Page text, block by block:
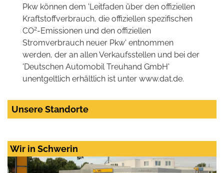
Pkw können dem 'Leitfaden über den offiziellen
Kraftstoffverbrauch, die offiziellen spezifischen
CO2-Emissionen und den offiziellen
Stromverbrauch neuer Pkw' entnommen
werden, der an allen Verkaufsstellen und bei der
'Deutschen Automobil Treuhand GmbH'
unentgeltlich erhältlich ist unter www.dat.de.
Unsere Standorte
Wir in Schwerin